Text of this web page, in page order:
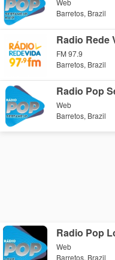
Barretos, Brazil
Radio Rede
FM 97.9
Barretos, Brazil
Radio Pop
Web
Barretos, Brazil
Radio Pop
Web
Barretos, Brazil